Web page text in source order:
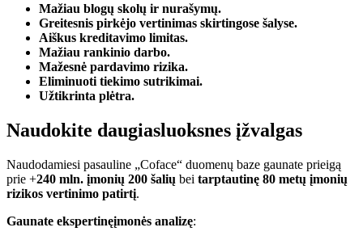
Mažiau blogų skolų ir nurašymų.
Greitesnis pirkėjo vertinimas skirtingose šalyse.
Aiškus kreditavimo limitas.
Mažiau rankinio darbo.
Mažesnė pardavimo rizika.
Eliminuoti tiekimo sutrikimai.
Užtikrinta plėtra.
Naudokite daugiasluoksnes įžvalgas
Naudodamiesi pasauline „Coface“ duomenų baze gaunate prieigą
prie +240 mln. įmonių 200 šalių bei tarptautinę 80 metų įmonių
rizikos vertinimo patirtį.
Gaunate ekspertinęįmonės analizę: